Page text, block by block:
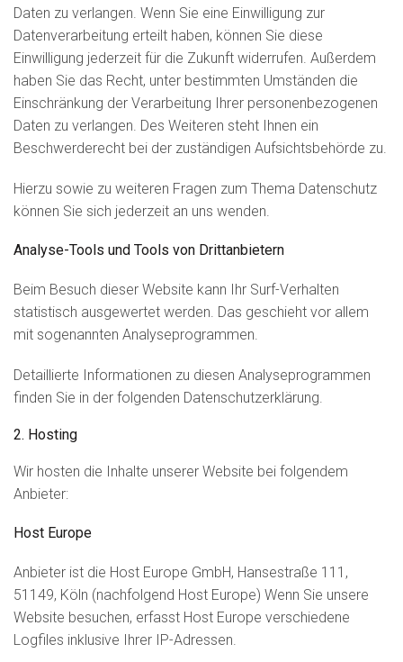
Daten zu verlangen. Wenn Sie eine Einwilligung zur
Datenverarbeitung erteilt haben, können Sie diese
Einwilligung jederzeit für die Zukunft widerrufen. Außerdem
haben Sie das Recht, unter bestimmten Umständen die
Einschränkung der Verarbeitung Ihrer personenbezogenen
Daten zu verlangen. Des Weiteren steht Ihnen ein
Beschwerderecht bei der zuständigen Aufsichtsbehörde zu.
Hierzu sowie zu weiteren Fragen zum Thema Datenschutz
können Sie sich jederzeit an uns wenden.
Analyse-Tools und Tools von Dritt­anbietern
Beim Besuch dieser Website kann Ihr Surf-Verhalten
statistisch ausgewertet werden. Das geschieht vor allem
mit sogenannten Analyseprogrammen.
Detaillierte Informationen zu diesen Analyseprogrammen
finden Sie in der folgenden Datenschutzerklärung.
2. Hosting
Wir hosten die Inhalte unserer Website bei folgendem
Anbieter:
Host Europe
Anbieter ist die Host Europe GmbH, Hansestraße 111,
51149, Köln (nachfolgend Host Europe) Wenn Sie unsere
Website besuchen, erfasst Host Europe verschiedene
Logfiles inklusive Ihrer IP-Adressen.